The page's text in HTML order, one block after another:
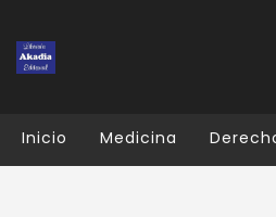
Inicio Medicina